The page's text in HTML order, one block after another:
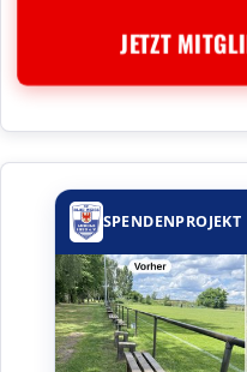
JETZT
SPENDENPROJEKT